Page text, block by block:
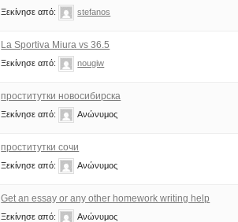
Ξεκίνησε από: stefanos
La Sportiva Miura vs 36.5
Ξεκίνησε από: nougiw
проститутки новосибирска
Ξεκίνησε από: Ανώνυμος
проститутки сочи
Ξεκίνησε από: Ανώνυμος
Get an essay or any other homework writing help
Ξεκίνησε από: Ανώνυμος